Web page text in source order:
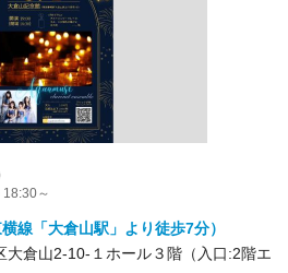
～
線「大倉山駅」より徒歩7分）
大倉山2-10-１ホール３階（入口:2階エ